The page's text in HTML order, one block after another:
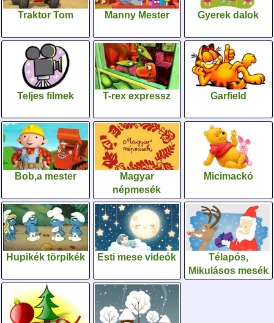
Traktor Tom Manny Mester Gyerek dalok
Teljes filmek T-rex expressz Garfield
Bob,a mester
Magyar
népmesék
Micimackó
Hupikék törpikék Esti mese videók
Télapós,
Mikulásos mesék